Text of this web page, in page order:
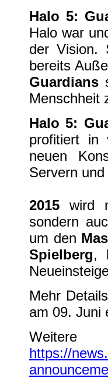
Halo 5:
Halo war
der Vision.
bereits
Guardians
Menschheit
Halo 5:
profitiert in
neuen
Servern
2015 wird
sondern
um den
Spielberg,
Mehr
am 09. Juni
https://